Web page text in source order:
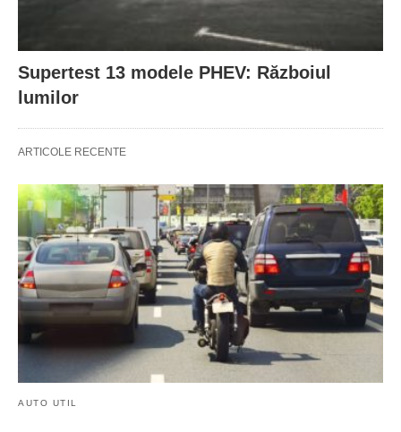
Supertest 13 modele PHEV: Războiul
lumilor
ARTICOLE RECENTE
AUTO UTIL